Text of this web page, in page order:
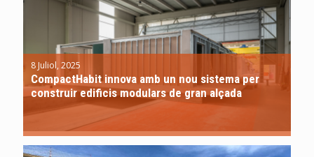
8 Juliol, 2025
CompactHabit innova amb un nou sistema per
construir edificis modulars de gran alçada